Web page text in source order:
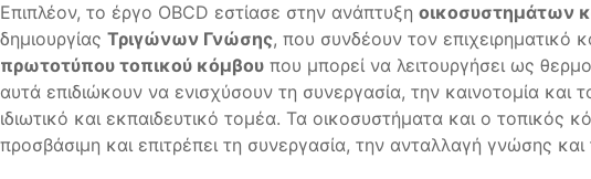
Επιπλέον, το έργο OBCD εστίασε στην ανάπτυξη οικοσυστημάτων
δημιουργίας Τριγώνων Γνώσης, που συνδέουν τον
πρωτοτύπου τοπικού κόμβου που μπορεί να λειτουργήσει ως
αυτά επιδιώκουν να ενισχύσουν τη συνεργασία, την καινοτομία
ιδιωτικό και εκπαιδευτικό τομέα. Τα οικοσυστήματα και ο τοπικός
προσβάσιμη και επιτρέπει τη συνεργασία, την ανταλλαγή γνώσης